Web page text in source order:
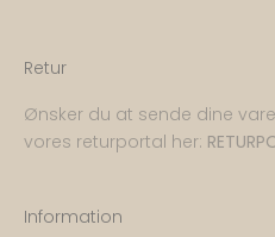
Retur
Ønsker du at sende dine
vores returportal her:
Information